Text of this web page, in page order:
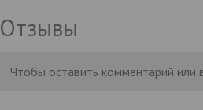
Отзывы
Чтобы оставить комментарий или